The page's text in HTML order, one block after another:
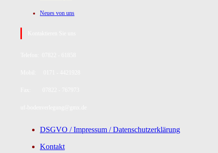
Neues von uns
DSGVO / Impressum / Datenschutzerklärung
Kontakt